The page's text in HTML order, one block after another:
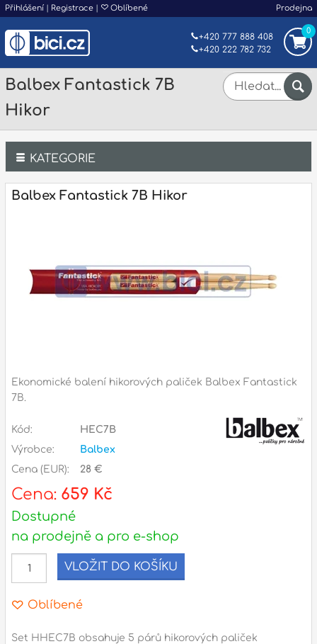
Přihlášení | Registrace | Oblíbené Prodejna
0
+420 777 888 408
+420 222 782 732
Balbex Fantastick 7B
Hikor
KATEGORIE
Bicí
Dechy
Dárkové předměty
Noty a knihy
Pro děti
Služby
Ostatní
Naše prodejna
Balbex Fantastick 7B Hikor
Ekonomické balení hikorových paliček Balbex Fantastick
7B.
Kód:
HEC7B
Výrobce:
Balbex
Cena (EUR):
28 €
Cena: 659 Kč
Dostupné
na prodejně a pro e-shop
VLOŽIT DO KOŠÍKU
Oblíbené
Set HHEC7B obsahuje 5 párů hikorových paliček